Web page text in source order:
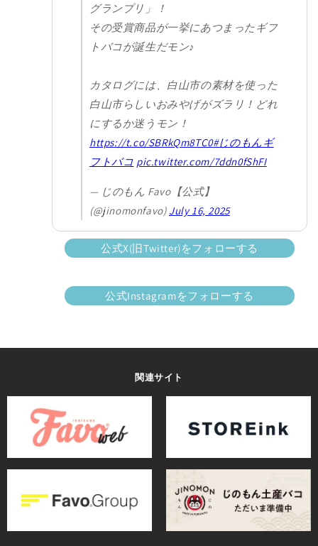
グランプリ」！
その受賞商品が一挙にあつまったギフ
トバコが誕生だモン♪
カタログには、白山市の素材を使った
白山市らしいおみやげがズラリ！どれ
にするか迷うモン！
https://t.co/SBRkQm8TC0#じのもんギ
フトバコ pic.twitter.com/7ddn0fShFI
— じのもん Favo【公式】
(@jinomonfavo) July 16, 2025
公式X(旧Twitter)をフォローする
公式Instagramをフォローする
関連サイト